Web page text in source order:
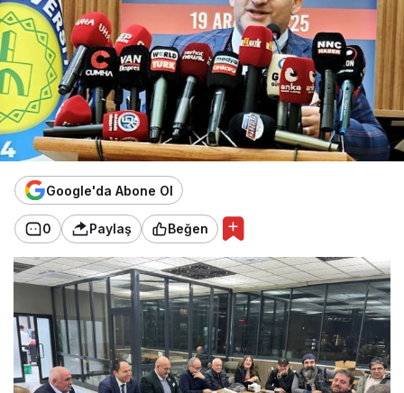
Google'da Abone Ol
0 Paylaş Beğen